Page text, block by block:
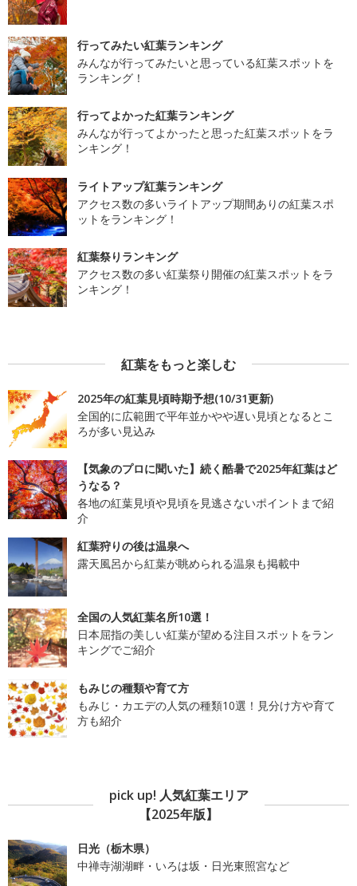
行ってみたい紅葉ランキング
みんなが行ってみたいと思っている紅葉スポットを
ランキング！
行ってよかった紅葉ランキング
みんなが行ってよかったと思った紅葉スポットをラ
ンキング！
ライトアップ紅葉ランキング
アクセス数の多いライトアップ期間ありの紅葉スポ
ットをランキング！
紅葉祭りランキング
アクセス数の多い紅葉祭り開催の紅葉スポットをラ
ンキング！
紅葉をもっと楽しむ
2025年の紅葉見頃時期予想(10/31更新)
全国的に広範囲で平年並かやや遅い見頃となるとこ
ろが多い見込み
【気象のプロに聞いた】続く酷暑で2025年紅葉はど
うなる？
各地の紅葉見頃や見頃を見逃さないポイントまで紹
介
紅葉狩りの後は温泉へ
露天風呂から紅葉が眺められる温泉も掲載中
全国の人気紅葉名所10選！
日本屈指の美しい紅葉が望める注目スポットをラン
キングでご紹介
もみじの種類や育て方
もみじ・カエデの人気の種類10選！見分け方や育て
方も紹介
pick up! 人気紅葉エリア
【2025年版】
日光（栃木県）
中禅寺湖湖畔・いろは坂・日光東照宮など